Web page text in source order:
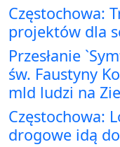
Częstochowa:
projektów dla
Przesłanie
św. Faustyny
mld ludzi na
Częstochowa:
drogowe idą